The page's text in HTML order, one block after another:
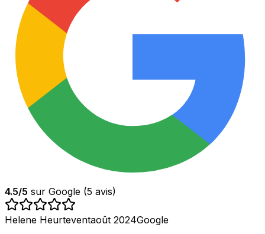
4.5/5 sur Google (5 avis)
Helene Heurteventaoût 2024Google